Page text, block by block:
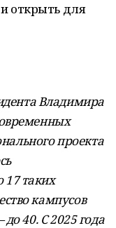
открыть для
Владимира
проекта
17 таких
кампусов
40. С 2025 года